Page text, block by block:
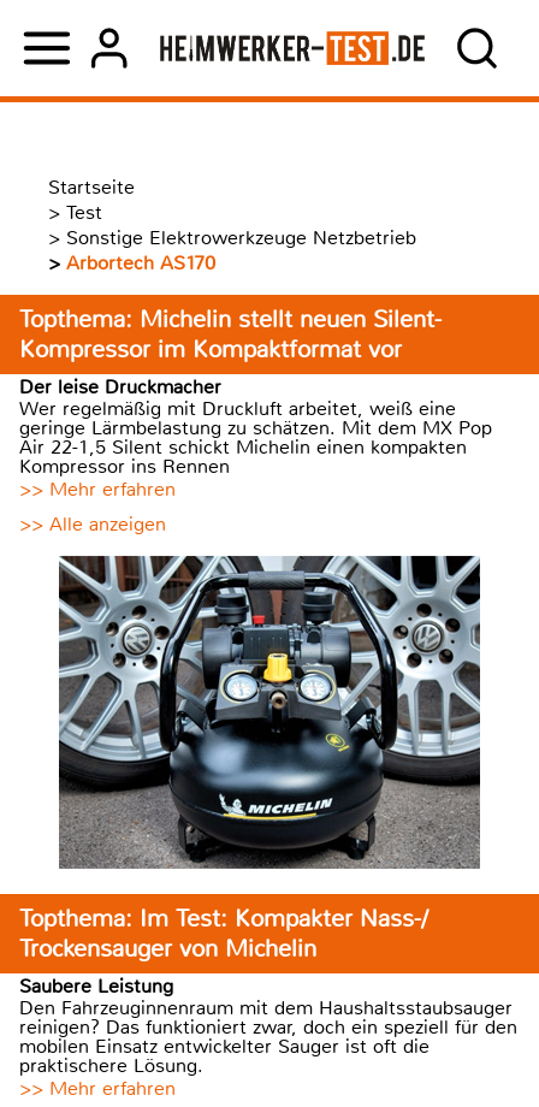
Startseite
> Test
> Sonstige Elektrowerkzeuge Netzbetrieb
> Arbortech AS170
Topthema: Michelin stellt neuen Silent-
Kompressor im Kompaktformat vor
Der leise Druckmacher
Wer regelmäßig mit Druckluft arbeitet, weiß eine
geringe Lärmbelastung zu schätzen. Mit dem MX Pop
Air 22-1,5 Silent schickt Michelin einen kompakten
Kompressor ins Rennen
>> Mehr erfahren
>> Alle anzeigen
Topthema: Im Test: Kompakter Nass-/
Trockensauger von Michelin
Saubere Leistung
Den Fahrzeuginnenraum mit dem Haushaltsstaubsauger
reinigen? Das funktioniert zwar, doch ein speziell für den
mobilen Einsatz entwickelter Sauger ist oft die
praktischere Lösung.
>> Mehr erfahren